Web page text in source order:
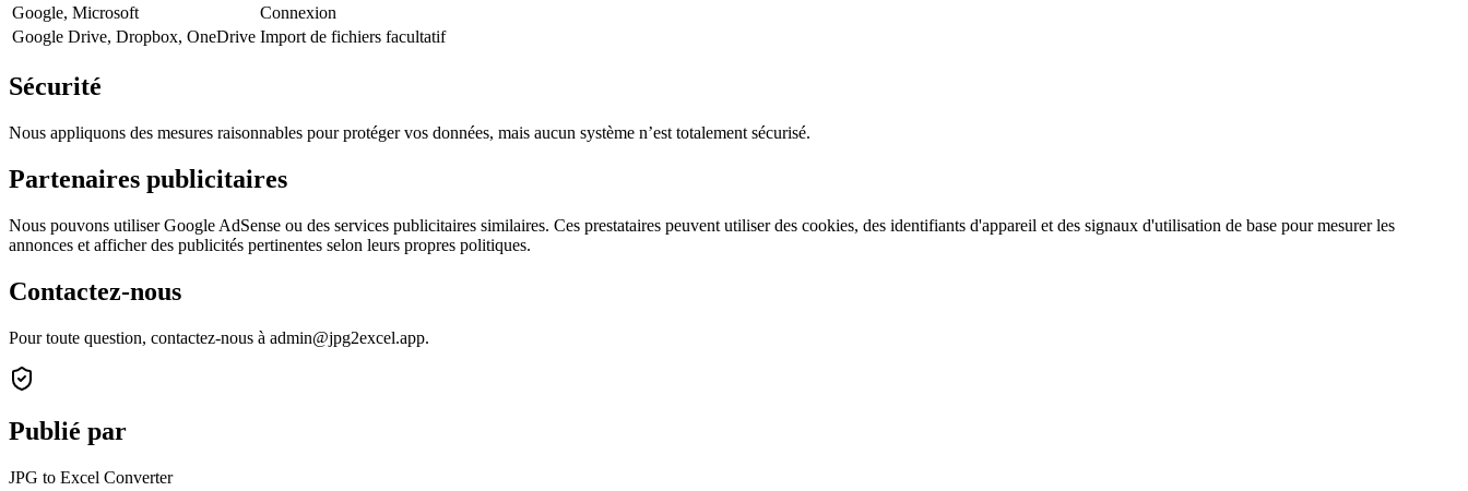
Google, Microsoft
Connexion
Google Drive, Dropbox, OneDrive Import de fichiers facultatif
Sécurité
Nous appliquons des mesures raisonnables pour protéger vos données, mais aucun système n’est totalement sécurisé.
Partenaires publicitaires
Nous pouvons utiliser Google AdSense ou des services publicitaires similaires. Ces prestataires peuvent utiliser des cookies, des identifiants d'appareil et des signaux d'utilisation de base pour mesurer les
annonces et afficher des publicités pertinentes selon leurs propres politiques.
Contactez-nous
Pour toute question, contactez-nous à admin@jpg2excel.app.
Publié par
JPG to Excel Converter